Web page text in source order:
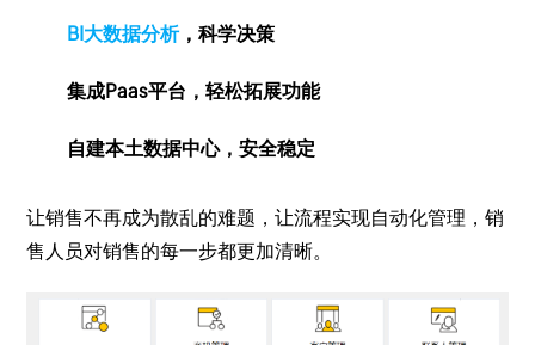
BI大数据分析，科学决策
集成Paas平台，轻松拓展功能
自建本土数据中心，安全稳定
让销售不再成为散乱的难题，让流程实现自动化管理，销
售人员对销售的每一步都更加清晰。